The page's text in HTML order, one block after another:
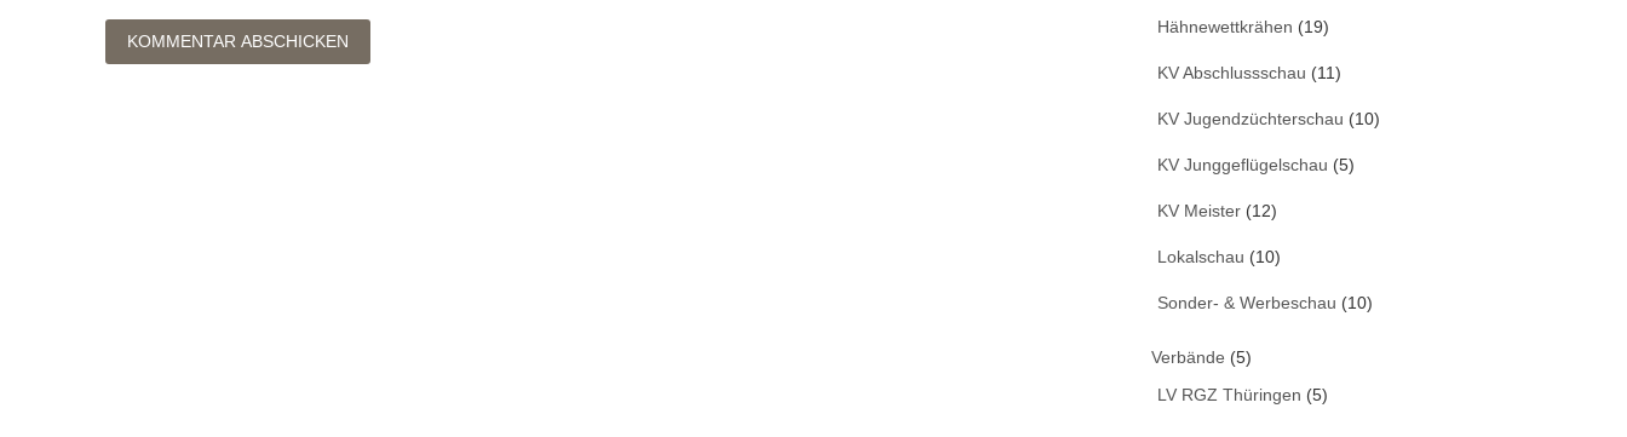
Hähnewettkrähen (19)
KV Abschlussschau (11)
KV Jugendzüchterschau (10)
KV Junggeflügelschau (5)
KV Meister (12)
Lokalschau (10)
Sonder- & Werbeschau (10)
Verbände (5)
LV RGZ Thüringen (5)